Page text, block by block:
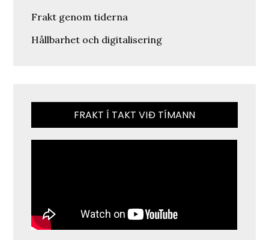
Frakt genom tiderna
Hållbarhet och digitalisering
FRAKT Í TAKT VIÐ TÍMANN